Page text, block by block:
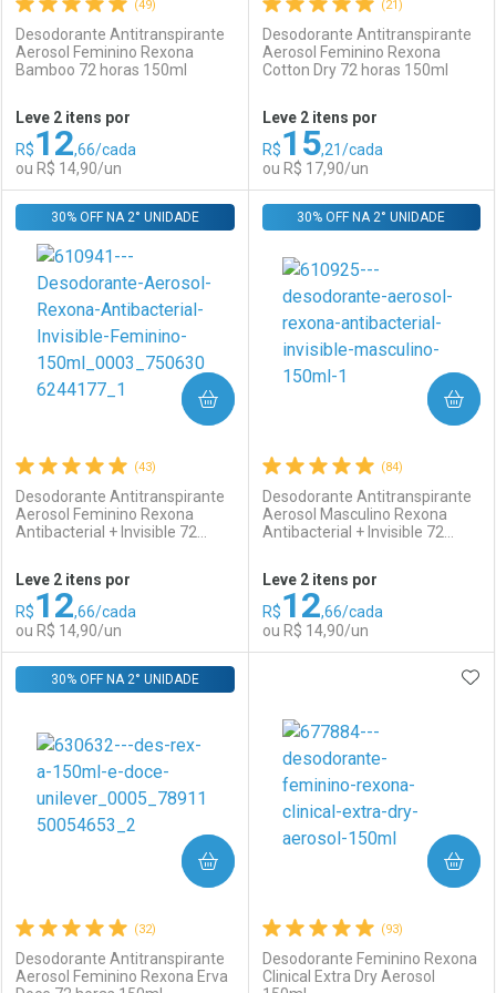
Comprar sem Desconto
Por R$ 14,90/cada
Comprar sem Desconto
Por R$ 14,90/cada
Ativar Desconto
Comprar sem Desconto
Por R$ 17,90/cada
Comprar sem Desconto
Por R$ 17,90/cada
(49)
Desodorante Antitranspirante
Aerosol Feminino Rexona
Bamboo 72 horas 150ml
Leve 2 itens por
R$12,66/cada
ou R$ 14,90/un
Laboratório
Comprar sem Desconto
Por R$ 14,90/cada
Por Menos
Comprar sem Desconto
Por R$ 14,90/cada
(21)
Desodorante Antitranspirante
Aerosol Feminino Rexona
Cotton Dry 72 horas 150ml
Leve 2 itens por
R$15,21/cada
ou R$ 17,90/un
Laboratório
Comprar sem Desconto
Por R$ 17,90/cada
Por Menos
Comprar sem Desconto
Por R$ 17,90/cada
(43)
Desodorante Antitranspirante
Aerosol Feminino Rexona
Antibacterial + Invisible 72
30% OFF NA 2° UNIDADE
Leve 2 itens por
R$12,66/cada
ou R$ 14,90/un
COMPRAR
Laboratório
Por Menos
(84)
Desodorante Antitranspirante
Aerosol Masculino Rexona
Antibacterial + Invisible 72
30% OFF NA 2° UNIDADE
Leve 2 itens por
R$12,66/cada
ou R$ 14,90/un
COMPRAR
Laboratório
Por Menos
(32)
Desodorante Antitranspirante
Aerosol Feminino Rexona Erva
30% OFF NA 2° UNIDADE
COMPRAR
(93)
Desodorante Feminino Rexona
Clinical Extra Dry Aerosol
COMPRAR